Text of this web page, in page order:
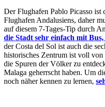
Der Flughafen Pablo Picasso ist
Flughafen Andalusiens, daher
auf diesem 7-Tages-Tip durch
die Stadt sehr einfach mit
der Costa del Sol ist auch die
historisches Zentrum ist voll
die Spuren der Völker zu
Malaga geherrscht haben. Um
noch näher kennen zu lernen,